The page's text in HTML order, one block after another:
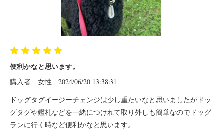
便利かなと思います。
購入者 女性
2024/06/20 13:38:31
ドッグタグイージーチェンジは少し重たいなと思いましたがドッ
グタグや鑑札などを一緒につけれて取り外しも簡単なのでドッグ
ランに行く時など便利かなと思います。